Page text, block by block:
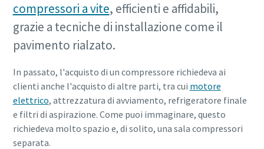
compressori a vite, efficienti e affidabili,
grazie a tecniche di installazione come il
pavimento rialzato.
In passato, l'acquisto di un compressore richiedeva ai
clienti anche l'acquisto di altre parti, tra cui motore
elettrico, attrezzatura di avviamento, refrigeratore finale
e filtri di aspirazione. Come puoi immaginare, questo
richiedeva molto spazio e, di solito, una sala compressori
separata.